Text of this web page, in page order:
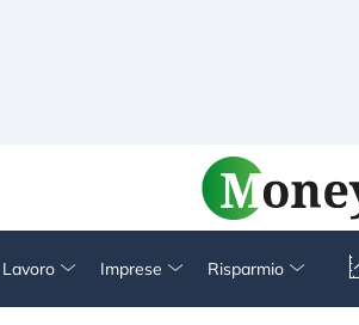
Imprese Risparmio